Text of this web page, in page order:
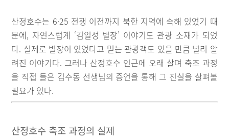
산정호수는 6·25 전쟁 이전까지 북한 지역에 속해 있었기 때
문에, 자연스럽게 ‘김일성 별장’ 이야기도 관광 소재가 되었
다. 실제로 별장이 있었다고 믿는 관광객도 있을 만큼 널리 알
려진 이야기다. 그러나 산정호수 인근에 오래 살며 축조 과정
을 직접 들은 김수동 선생님의 증언을 통해 그 진실을 살펴볼
필요가 있다.
산정호수 축조 과정의 실제